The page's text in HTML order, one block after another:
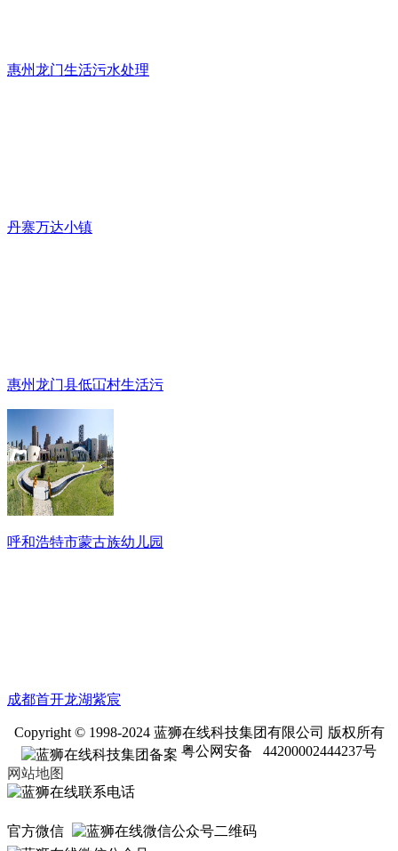
惠州龙门生活污水处理
丹寨万达小镇
惠州龙门县低冚村生活污
呼和浩特市蒙古族幼儿园
成都首开龙湖紫宸
Copyright © 1998-2024 蓝狮在线科技集团有限公司 版权所有
粤公网安备 44200002444237号
网站地图
官方微信